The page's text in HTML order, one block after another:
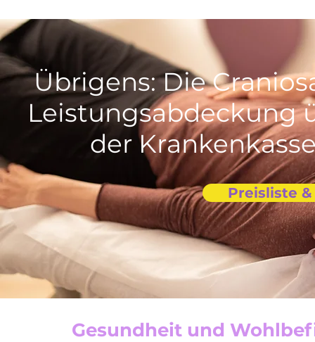
Übrigens: Die
Leistungsabdeckung
der
Preisliste
Gesundheit und